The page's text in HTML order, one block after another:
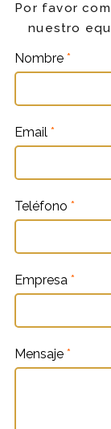
Por favor
nuestro
Nombre *
Email *
Teléfono *
Empresa *
Mensaje *